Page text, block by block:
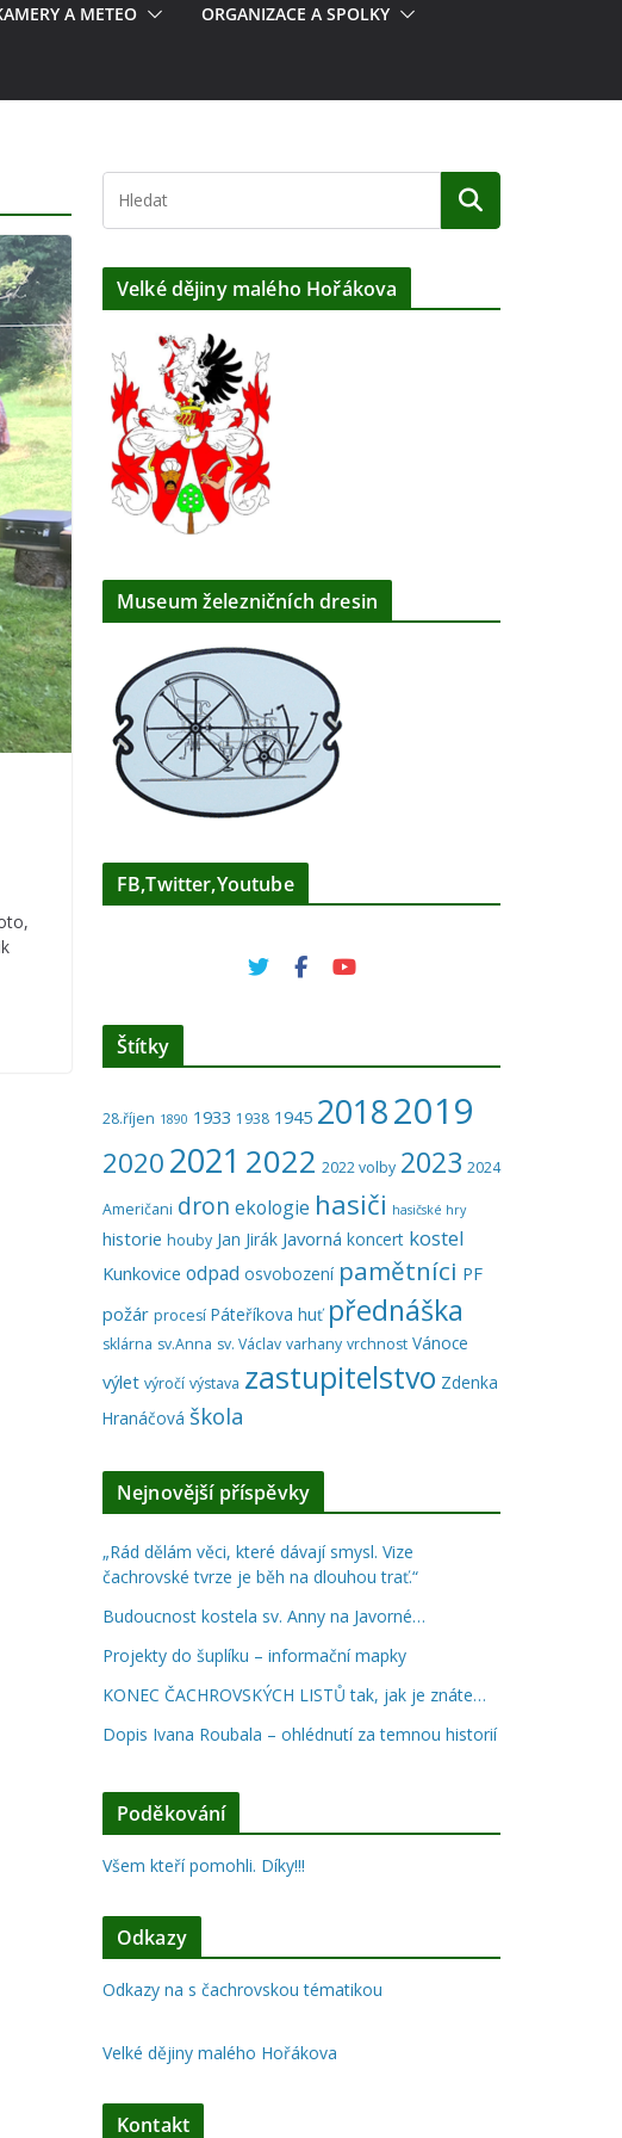
A METEO ORGANIZACE A SPOLKY
Velké dějiny malého Hořákova
Museum železničních dresin
FB,Twitter,Youtube
Štítky
28.říjen 1890 1933 1938 1945 20182019
20202021 2022 2022 volby 2023 2024
Američani dron ekologie hasiči hasičské hry
historie houby Jan Jirák Javorná koncert kostel
Kunkovice odpad osvobození pamětníci PF
požár procesí Páteříkova huť přednáška
sklárna sv.Anna sv. Václav varhany vrchnost Vánoce
výlet výročí výstava zastupitelstvo Zdenka
Hranáčová škola
Nejnovější příspěvky
„Rád dělám věci, které dávají smysl. Vize
čachrovské tvrze je běh na dlouhou trať.“
Budoucnost kostela sv. Anny na Javorné…
Projekty do šuplíku – informační mapky
KONEC ČACHROVSKÝCH LISTŮ tak, jak je znáte…
Dopis Ivana Roubala – ohlédnutí za temnou historií
Poděkování
Všem kteří pomohli. Díky!!!
Odkazy
Odkazy na s čachrovskou tématikou
Velké dějiny malého Hořákova
Kontakt